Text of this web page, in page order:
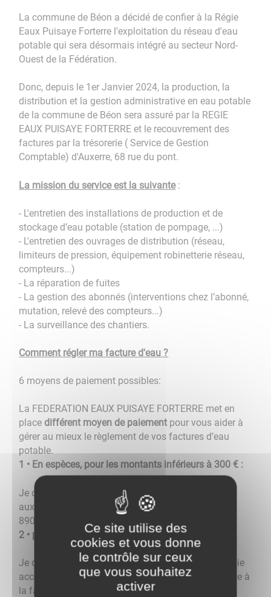
La commune de Béon a décidé de confier à la Régie
Eaux Puisaye Forterre l'exploitation du réseau d'eau
potable qui sera désormais intégré au secteur Nord-
Ouest de la Fédération.
Donc, depuis le 1er Janvier 2024, la production, la
distribution et la gestion administrative en eau potable
de la commune de Béon sera assuré par la REGIE
EAUX PUISAYE FORTERRE et le recouvrement des
factures par la trésorerie ( Service de Gestion
Comptable) d'Auxerre, 68 rue du pont.
La mission du service est la suivante:
- L'entretien des installations de production et de
stockage d’eau potable (station de pompage, ...)
- L'entretien des ouvrages de distribution (réseau,
limiteurs de pression, équipement robinetterie réseau,
compteurs...)
- La réparation de fuites
- La gestion des abonnés (interventions chez l’abonné,
mutation, relevé des compteurs...)
- La surveillance des chantiers.
Comment régler ma facture d'eau ?
6 moyens de paiement possibles:
La FEDERATION EAUX PUISAYE FORTERRE met en
place différent moyen de paiementpour vous aider à
gérer au mieux le règlement de vos factures d’eau
potable.
1 • En espèces, pour les montants inférieurs à 300 € :
Je dépose la somme en espèces,
aux heures d’ouverture, à l’adresse : 68 rue du Pont
89000 Auxerre ;
2 • par chèque :
Je découpe le talon au bas de ma facture et l’expédie
accompagné de mon chèque dans l’enveloppe jointe à
la facture ;
Ce site utilise des
cookies et vous donne
le contrôle sur ceux
que vous souhaitez
activer